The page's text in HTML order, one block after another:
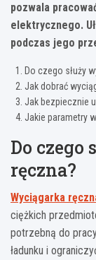
pozwala
elektrycznego.
podczas jego
Do czego służy
Jak dobrać
Jak bezpiecznie
Jakie parametry
Do czego
ręczna?
Wyciągarka
ciężkich
potrzebną do
ładunku i